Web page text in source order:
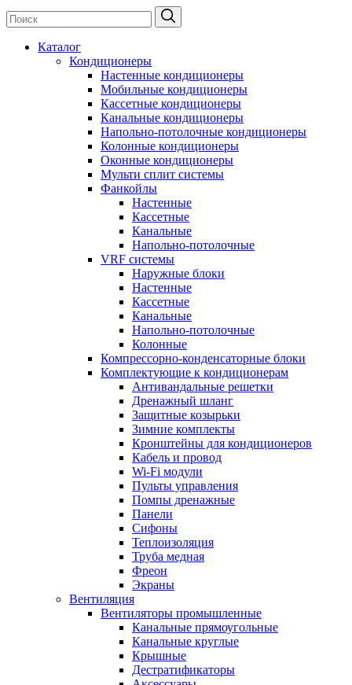
Каталог
Кондиционеры
Настенные кондиционеры
Мобильные кондиционеры
Кассетные кондиционеры
Канальные кондиционеры
Напольно-потолочные кондиционеры
Колонные кондиционеры
Оконные кондиционеры
Мульти сплит системы
Фанкойлы
Настенные
Кассетные
Канальные
Напольно-потолочные
VRF системы
Наружные блоки
Настенные
Кассетные
Канальные
Напольно-потолочные
Колонные
Компрессорно-конденсаторные блоки
Комплектующие к кондиционерам
Антивандальные решетки
Дренажный шланг
Защитные козырьки
Зимние комплекты
Кронштейны для кондиционеров
Кабель и провод
Wi-Fi модули
Пульты управления
Помпы дренажные
Панели
Сифоны
Теплоизоляция
Труба медная
Фреон
Экраны
Вентиляция
Вентиляторы промышленные
Канальные прямоугольные
Канальные круглые
Крышные
Дестратификаторы